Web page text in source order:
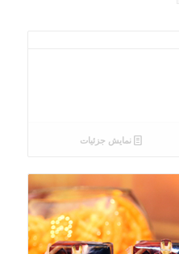
نمایش جزئیات